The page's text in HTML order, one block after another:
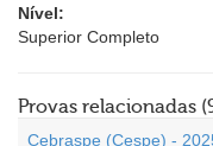
Nível:
Superior Completo
Provas relacionadas
Cebraspe (Cespe) -